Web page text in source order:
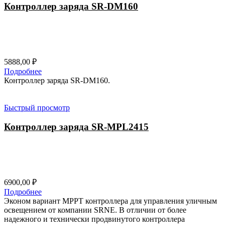
Контроллер заряда SR-DM160
5888,00 ₽
Подробнее
Контроллер заряда SR-DM160.
Быстрый просмотр
Контроллер заряда SR-MPL2415
6900,00 ₽
Подробнее
Эконом вариант MPPT контроллера для управления уличным
освещением от компании SRNE. В отличии от более
надежного и технически продвинутого контроллера